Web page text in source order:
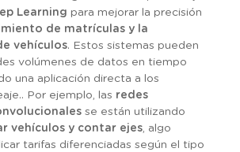
Learning para mejorar la precisión
de matrículas y la
vehículos. Estos sistemas pueden
volúmenes de datos en tiempo
una aplicación directa a los
Por ejemplo, las redes
se están utilizando
vehículos y contar ejes, algo
tarifas diferenciadas según el tipo